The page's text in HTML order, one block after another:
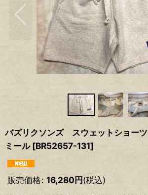
バズリクソンズ スウェットショ
ミール [BR52657-131]
販売価格: 16,280円(税込)